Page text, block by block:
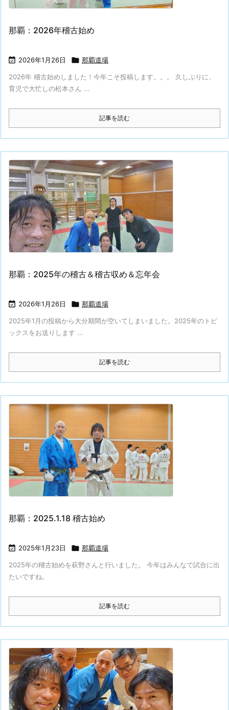
那覇：2026年稽古始め
 2026年1月26日  那覇道場
2026年 稽古始めしました！今年こそ投稿します。。。 久しぶりに、
育児で大忙しの松本さん ...
記事を読む
那覇：2025年の稽古＆稽古収め＆忘年会
 2026年1月26日  那覇道場
2025年1月の投稿から大分期間が空いてしまいました。2025年のトピ
ックスをお送りします ...
記事を読む
那覇：2025.1.18 稽古始め
 2025年1月23日  那覇道場
2025年の稽古始めを萩野さんと行いました。 今年はみんなで試合に出
たいですね。
記事を読む